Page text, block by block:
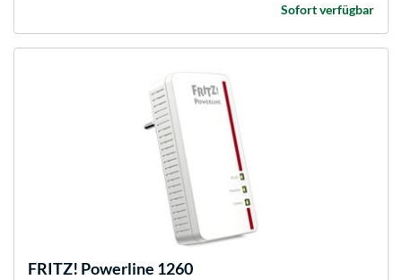
Sofort verfügbar
FRITZ! Powerline 1260